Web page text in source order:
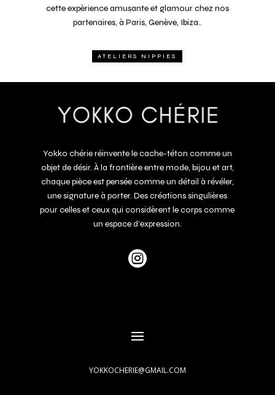
cette expèrience amusante et glamour chez nos
partenaires, à Paris, Genève, Ibiza..
ATELIERS NIPPIES
Yokko chérie réinvente le cache-téton comme un
objet de désir. Àla frontière entre mode, bijou et art,
chaque pièce est pensée comme un détail à révéler,
une signature à porter. Des créations singulières
pour celles et ceux qui considèrent le corps comme
un espace d’expression.

YOKKOCHERIE@GMAIL.COM